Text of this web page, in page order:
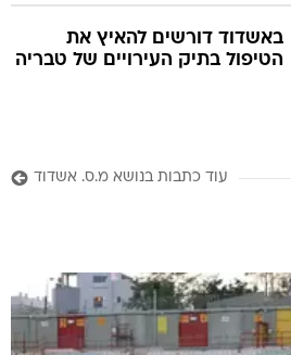
באשדוד דורשים להאיץ את
הטיפול בתיק העירויים של טבריה
עוד כתבות בנושא מ.ס. אשדוד